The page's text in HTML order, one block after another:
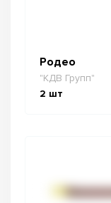
Родео
"КДВ Групп"
2 шт